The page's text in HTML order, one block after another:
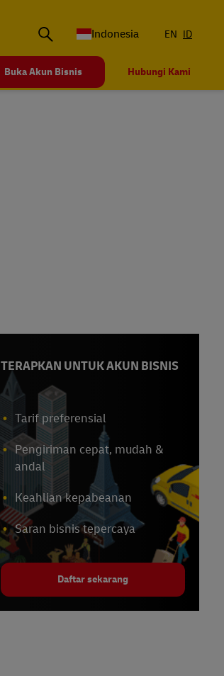
Indonesia EN ID
Buka Akun Bisnis Hubungi Kami
TERAPKAN UNTUK AKUN BISNIS
Tarif preferensial
Pengiriman cepat, mudah &
andal
Keahlian kepabeanan
Saran bisnis tepercaya
Daftar sekarang